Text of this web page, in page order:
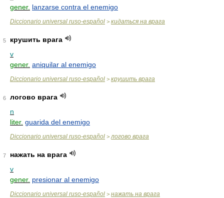
gener. lanzarse contra el enemigo
Diccionario universal ruso-español > кидаться на врага
5
крушить врага
v
gener. aniquilar al enemigo
Diccionario universal ruso-español > крушить врага
6
логово врага
n
liter. guarida del enemigo
Diccionario universal ruso-español > логово врага
7
нажать на врага
v
gener. presionar al enemigo
Diccionario universal ruso-español > нажать на врага